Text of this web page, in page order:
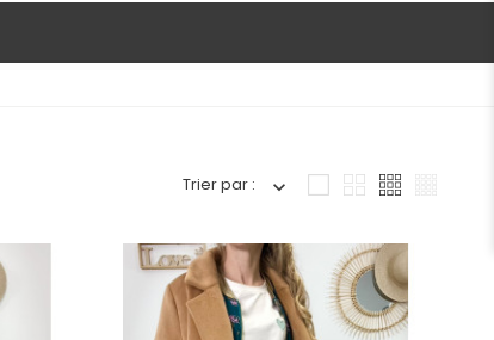
Trier par :